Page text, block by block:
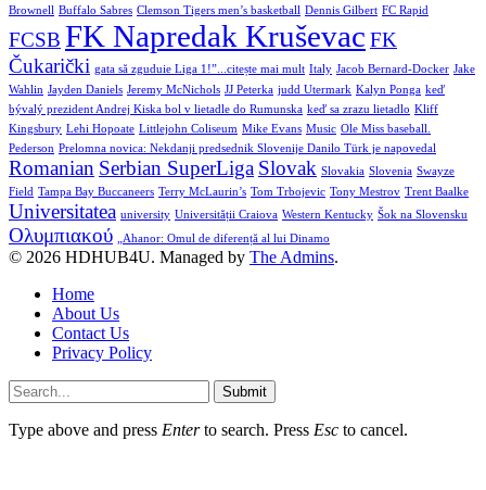
Brownell Buffalo Sabres Clemson Tigers men’s basketball Dennis Gilbert FC Rapid
FCSB FK Napredak Kruševac FK
Čukarički gata să zguduie Liga 1!”...citește mai mult Italy Jacob Bernard-Docker Jake
Wahlin Jayden Daniels Jeremy McNichols JJ Peterka judd Utermark Kalyn Ponga keď
bývalý prezident Andrej Kiska bol v lietadle do Rumunska keď sa zrazu lietadlo Kliff
Kingsbury Lehi Hopoate Littlejohn Coliseum Mike Evans Music Ole Miss baseball.
Pederson Prelomna novica: Nekdanji predsednik Slovenije Danilo Türk je napovedal
Romanian Serbian SuperLiga Slovak Slovakia Slovenia Swayze
Field Tampa Bay Buccaneers Terry McLaurin’s Tom Trbojevic Tony Mestrov Trent Baalke
Universitatea university Universității Craiova Western Kentucky Šok na Slovensku
Ολυμπιακού „Ahanor: Omul de diferență al lui Dinamo
© 2026 HDHUB4U. Managed by The Admins.
Home
About Us
Contact Us
Privacy Policy
Submit
Type above and press Enterto search. Press Esc to cancel.